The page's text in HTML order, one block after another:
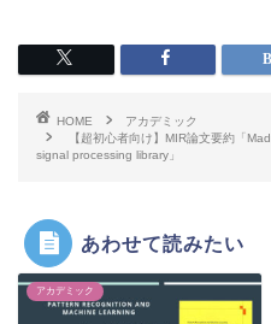
HOME
アカデミック
【超初心者向け】MIR論文要約「
signal processing library」
あわせて読みたい
アカデミック